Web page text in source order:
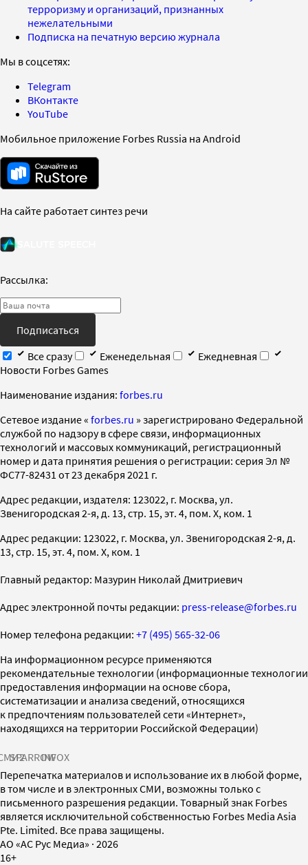
терроризму и организаций, признанных
нежелательными
Подписка на печатную версию журнала
Мы в соцсетях:
Telegram
ВКонтакте
YouTube
Мобильное приложение Forbes Russia на Android
На сайте работает синтез речи
Рассылка:
Подписаться
Все сразу
Еженедельная
Ежедневная
Новости Forbes Games
Наименование издания: forbes.ru
Cетевое издание « forbes.ru » зарегистрировано Федеральной
службой по надзору в сфере связи, информационных
технологий и массовых коммуникаций, регистрационный
номер и дата принятия решения о регистрации: серия Эл №
ФС77-82431 от 23 декабря 2021 г.
Адрес редакции, издателя: 123022, г. Москва, ул.
Звенигородская 2-я, д. 13, стр. 15, эт. 4, пом. X, ком. 1
Адрес редакции: 123022, г. Москва, ул. Звенигородская 2-я, д.
13, стр. 15, эт. 4, пом. X, ком. 1
Главный редактор: Мазурин Николай Дмитриевич
Адрес электронной почты редакции: press-release@forbes.ru
Номер телефона редакции: +7 (495) 565-32-06
На информационном ресурсе применяются
рекомендательные технологии (информационные технологии
предоставления информации на основе сбора,
систематизации и анализа сведений, относящихся
к предпочтениям пользователей сети «Интернет»,
находящихся на территории Российской Федерации)
SPARROWINFOX
Перепечатка материалов и использование их в любой форме,
в том числе и в электронных СМИ, возможны только с
письменного разрешения редакции. Товарный знак Forbes
является исключительной собственностью Forbes Media Asia
Pte. Limited. Все права защищены.
AO «АС Рус Медиа» · 2026
16+